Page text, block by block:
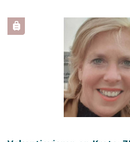
echt reisbureau hé!”